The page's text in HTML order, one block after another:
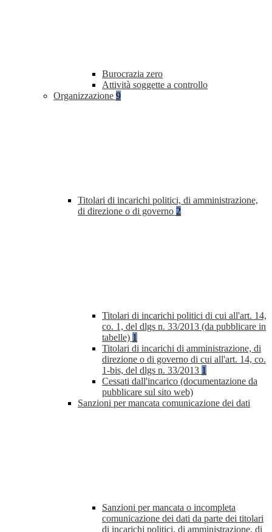
Burocrazia zero
Attività soggette a controllo
Organizzazione 9
Titolari di incarichi politici, di amministrazione,
di direzione o di governo 2
Titolari di incarichi politici di cui all'art. 14,
co. 1, del dlgs n. 33/2013 (da pubblicare in
tabelle) 1
Titolari di incarichi di amministrazione, di
direzione o di governo di cui all'art. 14, co.
1-bis, del dlgs n. 33/2013 1
Cessati dall'incarico (documentazione da
pubblicare sul sito web)
Sanzioni per mancata comunicazione dei dati
Sanzioni per mancata o incompleta
comunicazione dei dati da parte dei titolari
di incarichi politici, di amministrazione, di